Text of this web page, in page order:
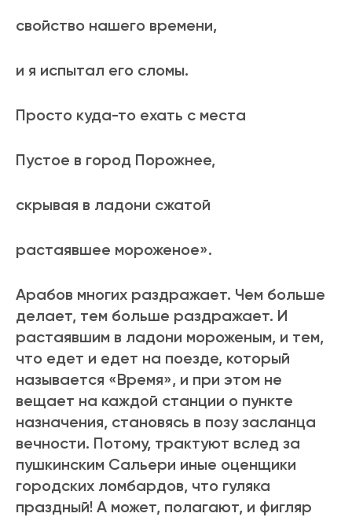
свойство нашего времени,
и я испытал его сломы.
Просто куда-то ехать с места
Пустое в город Порожнее,
скрывая в ладони сжатой
растаявшее мороженое».
Арабов многих раздражает. Чем больше
делает, тем больше раздражает. И
растаявшим в ладони мороженым, и тем,
что едет и едет на поезде, который
называется «Время», и при этом не
вещает на каждой станции о пункте
назначения, становясь в позу засланца
вечности. Потому, трактуют вслед за
пушкинским Сальери иные оценщики
городских ломбардов, что гуляка
праздный! А может, полагают, и фигляр